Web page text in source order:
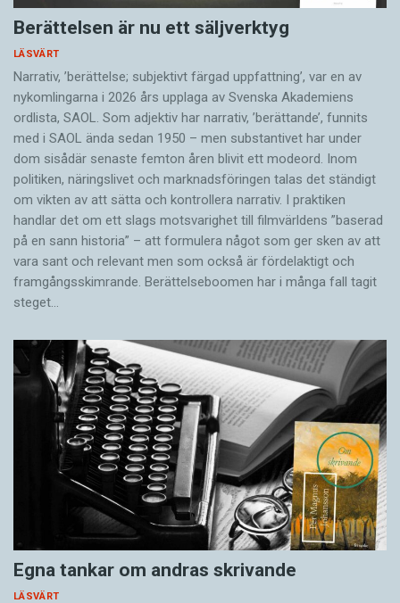
Berättelsen är nu ett säljverktyg
LÄSVÄRT
Narrativ, ’berättelse; subjektivt färgad uppfattning’, var en av
nykomlingarna i 2026 års upplaga av Svenska Akademiens
ordlista, SAOL. Som adjektiv har narrativ, ’berättande’, funnits
med i SAOL ända sedan 1950 – men substantivet har under
dom sisådär senaste femton åren blivit ett modeord. Inom
politiken, näringslivet och marknadsföringen talas det ständigt
om vikten av att sätta och kontrollera narrativ. I praktiken
handlar det om ett slags motsvarighet till filmvärldens ”baserad
på en sann historia” – att formulera något som ger sken av att
vara sant och ­relevant men som också är fördelaktigt och
framgångsskimrande. Berättelseboomen har i många fall tagit
steget…
Egna tankar om andras skrivande
LÄSVÄRT